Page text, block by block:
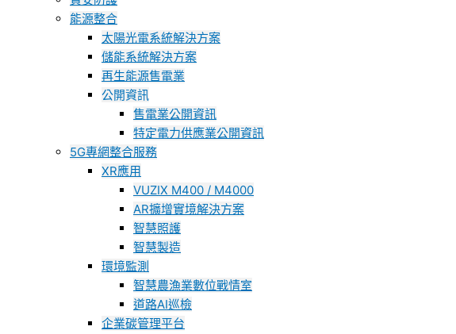
能源整合
太陽光電系統解決方案
儲能系統解決方案
再生能源售電業
公開資訊
售電業公開資訊
特定電力供應業公開資訊
5G專網整合服務
XR應用
VUZIX M400 / M4000
AR擴增實境解決方案
智慧照護
智慧製造
環境監測
智慧農漁業數位戰情室
道路AI巡檢
企業碳管理平台